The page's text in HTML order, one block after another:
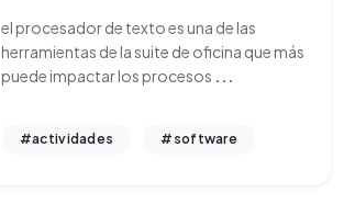
el procesador de texto es una de las
herramientas de la suite de oficina que más
puede impactar los procesos ...
#actividades #software